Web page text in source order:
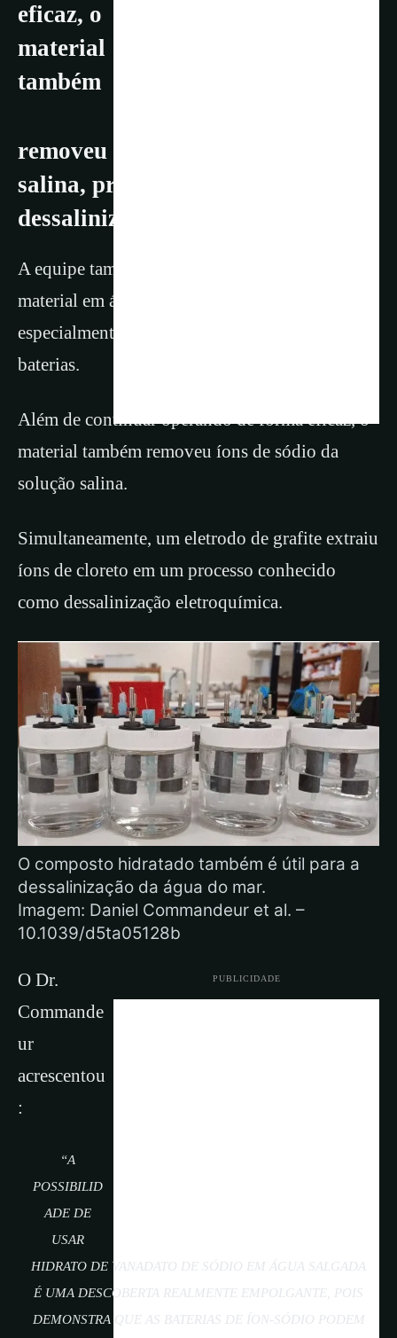
eficaz, o
material
também
removeu íons de sódio da solução
salina, promovendo a
dessalinização eletroquímica
A equipe também explorou o desempenho do
material em água salgada, um ambiente
especialmente exigente para sistemas de
baterias.
Além de continuar operando de forma eficaz, o
material também removeu íons de sódio da
solução salina.
Simultaneamente, um eletrodo de grafite extraiu
íons de cloreto em um processo conhecido
como dessalinização eletroquímica.
O composto hidratado também é útil para a
dessalinização da água do mar.
Imagem: Daniel Commandeur et al. –
10.1039/d5ta05128b
PUBLICIDADE
O Dr.
Commande
ur
acrescentou
:
“A
POSSIBILID
ADE DE
USAR
HIDRATO DE VANADATO DE SÓDIO EM ÁGUA SALGADA
É UMA DESCOBERTA REALMENTE EMPOLGANTE, POIS
DEMONSTRA QUE AS BATERIAS DE ÍON-SÓDIO PODEM